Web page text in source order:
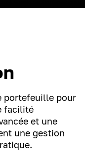
portefeuille pour
facilité
et une
une gestion